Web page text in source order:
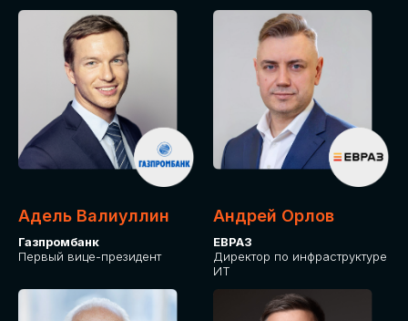
Адель Валиуллин
Газпромбанк
Первый вице-президент
Андрей Орлов
ЕВРАЗ
Директор по инфраструктуре
ИТ